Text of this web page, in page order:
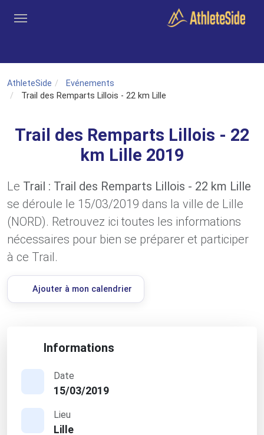
AthleteSide
Evénements
Trail des Remparts Lillois - 22 km Lille
Trail des Remparts Lillois - 22
km Lille 2019
Le Trail : Trail des Remparts Lillois - 22 km Lille
se déroule le 15/03/2019 dans la ville de Lille
(NORD). Retrouvez ici toutes les informations
nécessaires pour bien se préparer et participer
à ce Trail.
Ajouter à mon calendrier
Informations
Date
15/03/2019
Lieu
Lille